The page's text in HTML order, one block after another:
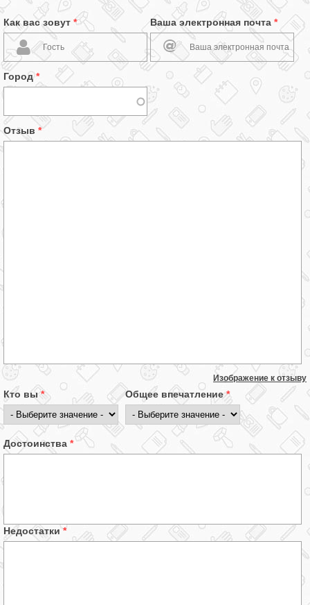
Как вас зовут * Ваша электронная почта *
Город*
Отзыв *
Изображение к отзыву
Кто вы* Общее впечатление*
Достоинства *
Недостатки*